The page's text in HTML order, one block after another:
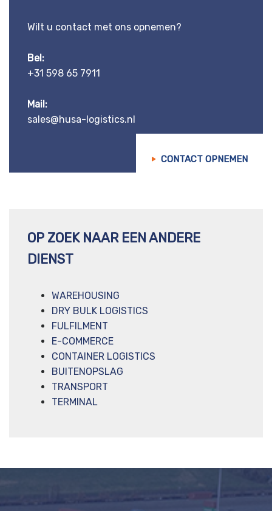
Wilt u contact met ons opnemen?
Bel:
+31 598 65 7911
Mail:
sales@husa-logistics.nl
CONTACT OPNEMEN
OP ZOEK NAAR EEN ANDERE
DIENST
WAREHOUSING
DRY BULK LOGISTICS
FULFILMENT
E-COMMERCE
CONTAINER LOGISTICS
BUITENOPSLAG
TRANSPORT
TERMINAL